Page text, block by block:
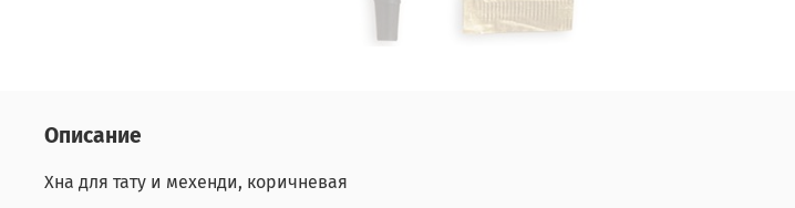
Описание
Хна для тату и мехенди, коричневая